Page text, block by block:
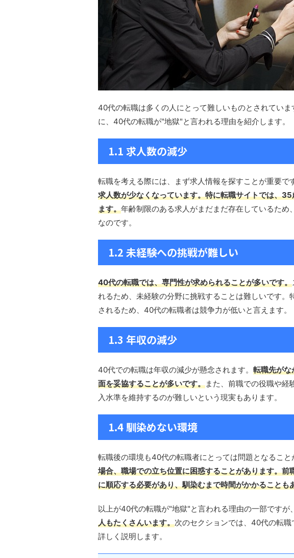
40代の転職は多くの人にとって難しいものとされてい
に、40代の転職が"地獄"と言われる理由を紹介します。
1.1 求人数の減少
転職を考える際には、まず求人情報を探すことが重要で
求人数が少なくなっています。特に転職サイトでは、
ます。年齢制限のある求人がまだまだ存在しているた
なのです。
1.2 未経験への挑戦が難しい
40代の転職では、専門性が求められることが多いです。
れるため、未経験の分野に挑戦することは難しいです
されるため、40代の転職者は競争力が低いと言えます。
1.3 年収の減少
40代での転職は年収の減少が懸念されます。 転職先がな
面を妥協することが多いです。また、前職での役職や経
入水準を維持するのが難しいという現実もあります。
1.4 馴染めない環境
転職後の環境も40代の転職者にとっては問題となること
場合、職場での立ち位置に困惑することがあります。
に順応する必要があり、馴染むまで時間がかかることも
以上が40代の転職が"地獄"と言われる理由の一部ですが、
人もたくさんいます。次のセクションでは、40代の転
詳しく説明します。